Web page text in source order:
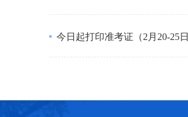
今日起打印准考证（2月20-25日